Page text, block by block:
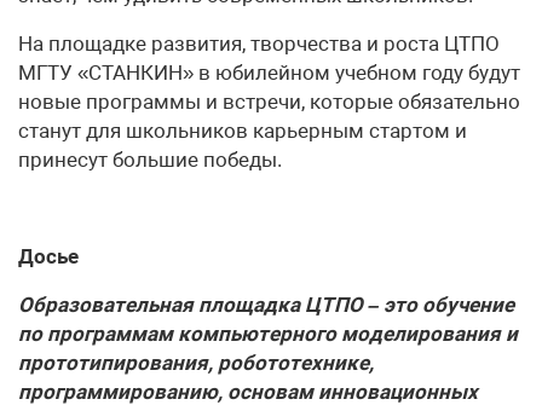
На площадке развития, творчества и роста ЦТПО
МГТУ «СТАНКИН» в юбилейном учебном году будут
новые программы и встречи, которые обязательно
станут для школьников карьерным стартом и
принесут большие победы.
Досье
Образовательная площадка ЦТПО – это обучение
по программам компьютерного моделирования и
прототипирования, робототехнике,
программированию, основам инновационных